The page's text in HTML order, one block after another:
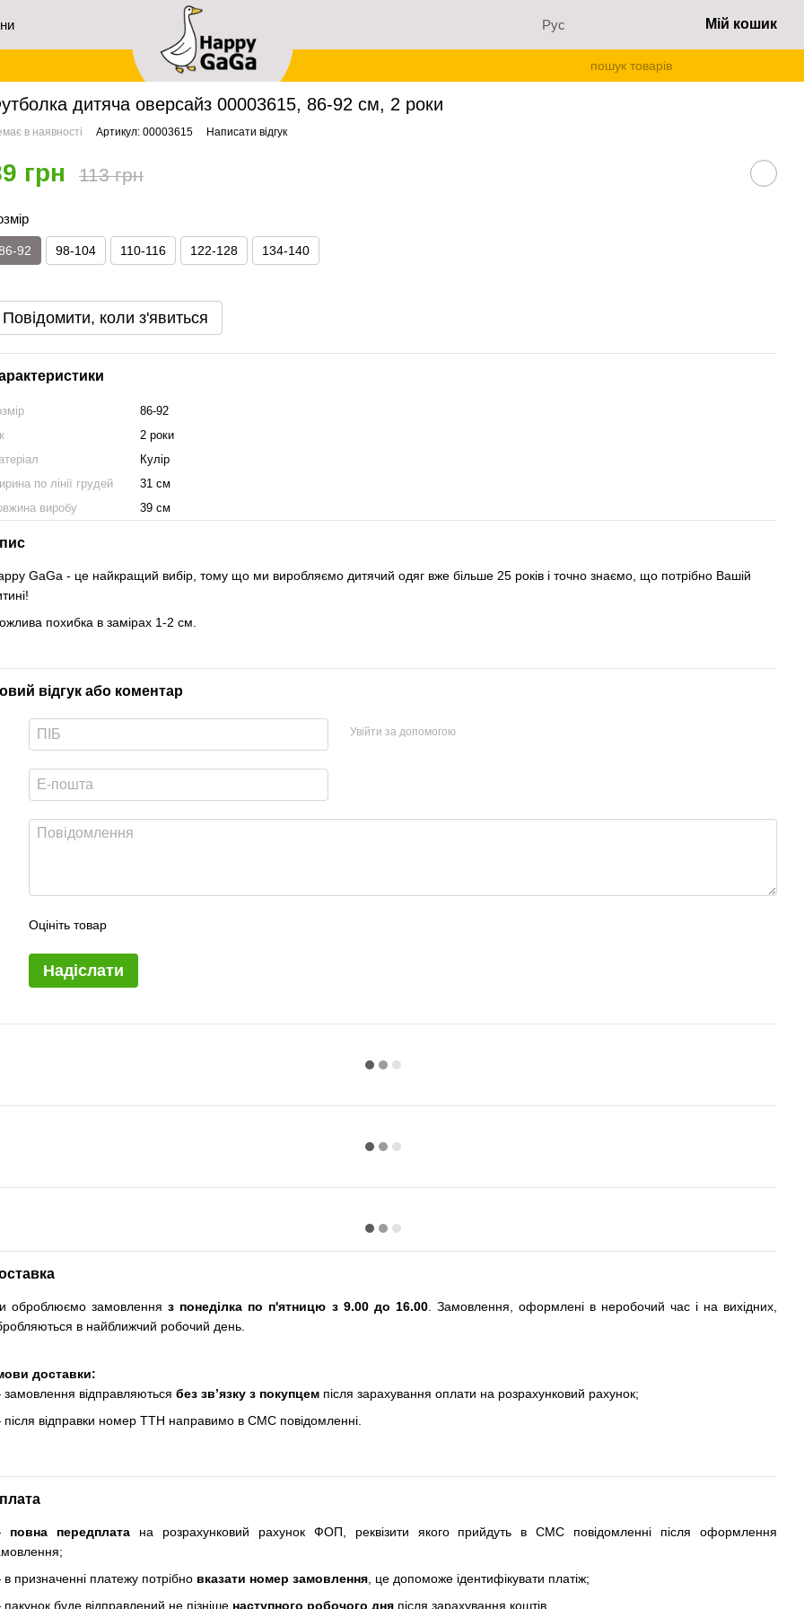
Рус Мій кошик
Футболка дитяча оверсайз 00003615, 86-92 см, 2 роки
дитяча оверсайз 00003615, 86-92 см, 2 роки
в наявності Артикул: 00003615 Написати відгук
грн 113 грн
92 98-104 110-116 122-128 134-140
Повідомити, коли з'явиться
86-92
2 роки
Кулір
по лінії грудей
31 см
виробу
39 см
GaGa - це найкращий вибір, тому що ми виробляємо дитячий одяг вже більше 25 років і точно знаємо, що потрібно Вашій
похибка в замірах 1-2 см.
відгук або коментар
Увійти за допомогою
Оцініть товар
Надіслати
оброблюємо замовленняз понеділка по п'ятницю з 9.00 до 16.00. Замовлення, оформлені в неробочий час і на вихідних,
в найближчий робочий день.
доставки:
відправляютьсябез зв’язку з покупцем після зарахування оплати на розрахунковий рахунок;
відправки номер ТТН направимо в СМС повідомленні.
повна передплата на розрахунковий рахунок ФОП, реквізити якого прийдуть в СМС повідомленні після оформлення
призначенні платежу потрібно вказати номер замовлення , це допоможе ідентифікувати платіж;
буде відправлений не пізніше наступного робочого дня після зарахування коштів.